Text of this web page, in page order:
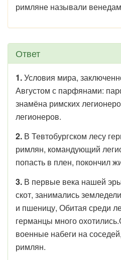
римляне называли
Ответ
1.Условия мира,
Августом с парфянами:
знамёна римских
легионеров.
2. В Тевтобургском лесу
римлян, командующий
попасть в плен, покончил
3. В первые века нашей
скот, занимались
и пшеницу, Обитая среди
германцы много
военные набеги на
римлян.